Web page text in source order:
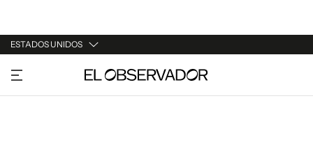
ESTADOS UNIDOS
URUGUAY
ARGENTINA